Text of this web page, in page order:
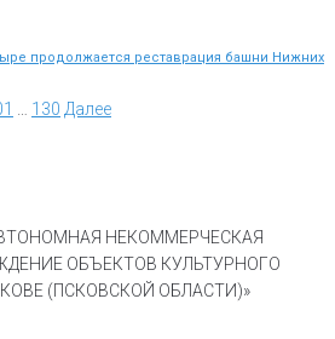
продолжается реставрация башни Нижних
130 Далее
НЕКОММЕРЧЕСКАЯ
ОБЪЕКТОВ КУЛЬТУРНОГО
(ПСКОВСКОЙ ОБЛАСТИ)»